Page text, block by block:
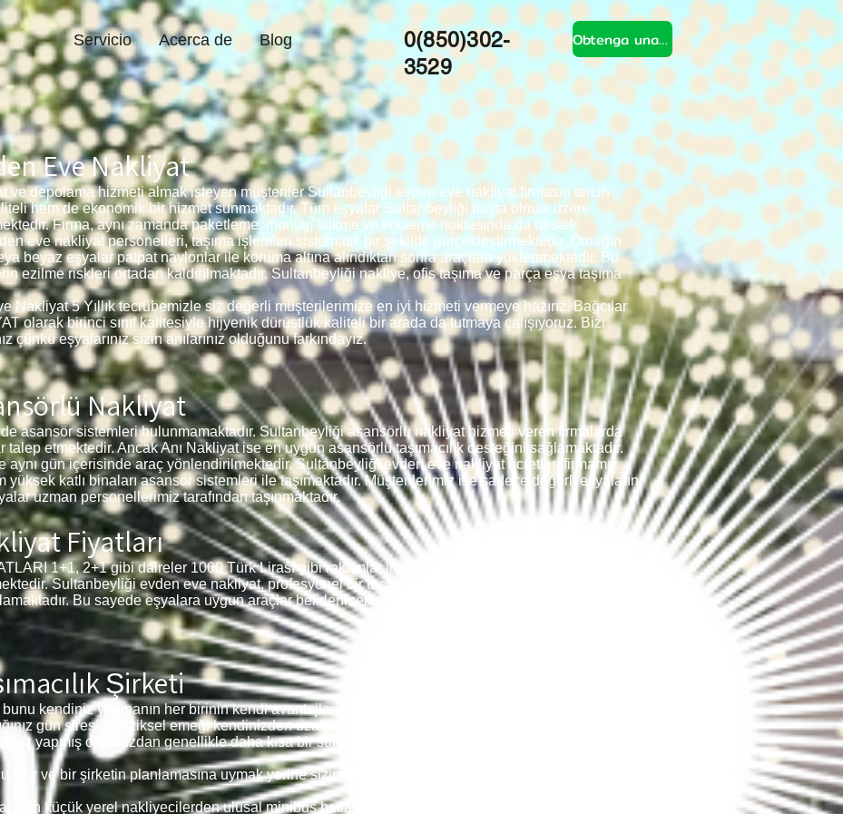
Servicio Acerca de Blog
0(850)302-
3529
Obtenga una cotización
Eve Nakliyat
ve depolama hizmeti almak isteyen müşteriler Sultanbeyliği evden eve nakliyat firmasın tercih
hem de ekonomik bir hizmet sunmaktadır. Tüm eşyalar Sultanbeyliği başta olmak üzere
Firma, aynı zamanda paketleme, montaj, sökme ve kolileme noktasında da destek
eve nakliyat personelleri, taşıma işlemleri sistematik bir şekilde gerçekleştirmektedir. Örneğin
beyaz eşyalar patpat naylonlar ile koruma altına alındıktan sonra araçlara yüklenmektedir. Bu
ezilme riskleri ortadan kaldırılmaktadır. Sultanbeyliği nakliye, ofis taşıma ve parça eşya taşıma
Nakliyat 5 Yıllık tecrübemizle siz değerli müşterilerimize en iyi hizmeti vermeye hazırız. Bağcılar
olarak birinci sınıf kalitesiyle hijyenik dürüstlük kaliteli bir arada da tutmaya çalışıyoruz. Bizi
çünkü eşyalarınız sizin anılarınız olduğunu farkındayız.
Nakliyat
asansör sistemleri bulunmamaktadır. Sultanbeyliği asansörlü nakliyat hizmeti veren firmalarda
talep etmektedir. Ancak Anı Nakliyat ise en uygun asansörlü taşımacılık desteğini sağlamaktadır.
aynı gün içerisinde araç yönlendirilmektedir. Sultanbeyliği evden eve nakliyat ücretleri firmamız
katlı binaları asansör sistemleri ile taşımaktadır. Müşterilerimiz ise sadece değerli eşyalarını
uzman personellerimiz tarafından taşınmaktadır.
Fiyatları
1+1, 2+1 gibi daireler 1000 Türk Lirası gibi rakamlar ile taşınmaktadır. Diğer büyük daireler
Sultanbeyliği evden eve nakliyat, profesyonel bir taşıma süreci geçirmek için talep edilen
Bu sayede eşyalara uygun araçlar belirlenmekte ve tüm yükler tek seferde adreslere
Şirketi
kendiniz yapmanın her birinin kendi avantajları ve dezavantajları vardır.
gün stresi ve fiziksel emeği kendinizden uzaklaştırabilir.
yapmış olmanızdan genellikle daha kısa bir süre alır ve genellikle evlerin ve değerli eşyaların
ve bir şirketin planlamasına uymak yerine sizin için uygun olan herhangi bir günde hareket
için küçük yerel nakliyecilerden ulusal minibüs hatlarına kadar her şey var.